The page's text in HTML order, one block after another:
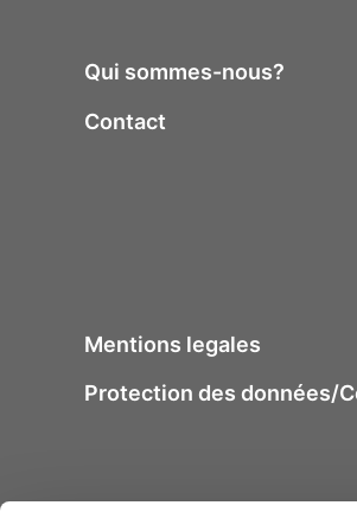
Qui sommes-nous?
Contact
Mentions legales
Protection des données/